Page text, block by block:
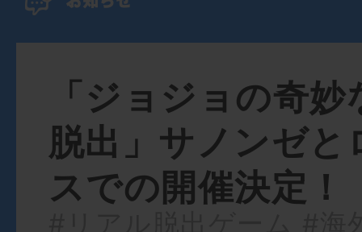
「ジョジョの奇
脱出」サノンゼと
スでの開催決定！